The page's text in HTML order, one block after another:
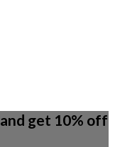
get 10% off